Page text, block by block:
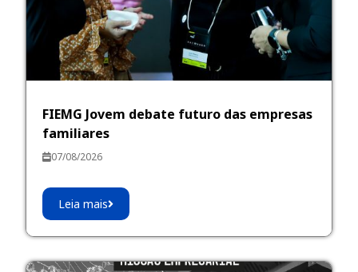
FIEMG Jovem debate futuro das empresas
familiares
07/08/2026
Leia mais